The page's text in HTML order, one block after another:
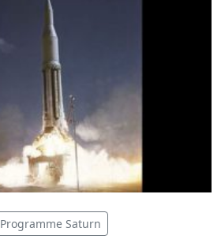
Programme Saturn